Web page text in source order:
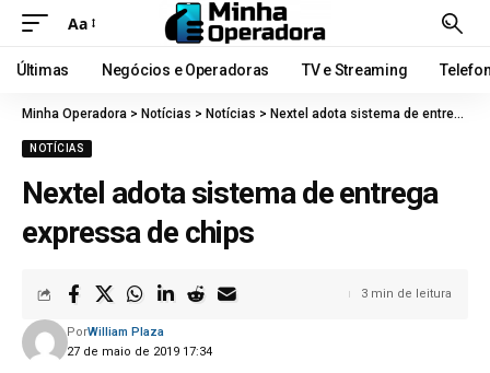
Aa
Últimas Negócios e Operadoras TV e Streaming
Minha Operadora > Notícias > Notícias > Nextel adota sistema de entrega expressa de chips
NOTÍCIAS
Nextel adota sistema de entrega
expressa de chips
27 de maio de 2019 17:34
PorWilliam Plaza
3 min de leitura